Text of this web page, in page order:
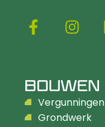
BOUWEN
Vergunningen
Grondwerk